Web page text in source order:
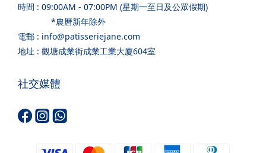
時間 : 09:00AM - 07:00PM (星期一至日及公眾假期)
*農曆新年除外
電郵 : info@patisseriejane.com
地址 : 觀塘成業街成業工業大廈604室
社交媒體